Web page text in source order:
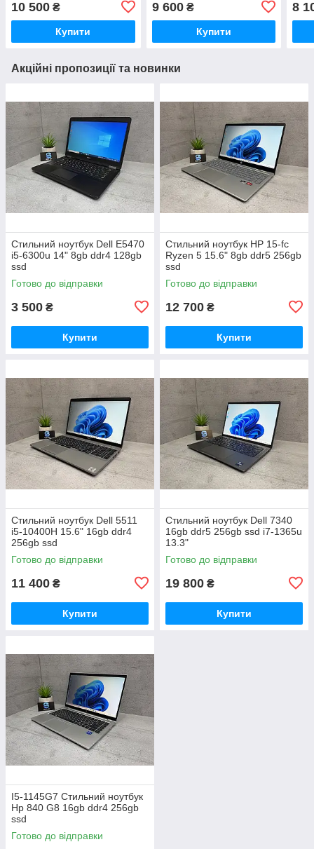
10 500 ₴
Купити
9 600₴
Купити
8
Акційні пропозиції та новинки
Стильний ноутбук Dell E5470
i5-6300u 14" 8gb ddr4 128gb
ssd
Готово до відправки
3 500 ₴
Купити
Стильний ноутбук HP 15-fc
Ryzen 5 15.6" 8gb ddr5 256gb
ssd
Готово до відправки
12 700 ₴
Купити
Стильний ноутбук Dell 5511
i5-10400H 15.6" 16gb ddr4
256gb ssd
Готово до відправки
11 400 ₴
Купити
Стильний ноутбук Dell 7340
16gb ddr5 256gb ssd i7-1365u
13.3"
Готово до відправки
19 800 ₴
Купити
I5-1145G7 Стильний ноутбук
Hp 840 G8 16gb ddr4 256gb
ssd
Готово до відправки